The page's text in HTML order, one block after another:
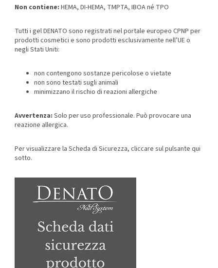
Non contiene: HEMA, DI-HEMA, TMPTA, IBOA né TPO
Tutti i gel DENATO sono registrati nel portale europeo CPNP per
prodotti cosmetici e sono prodotti esclusivamente nell’UE o
negli Stati Uniti:
non contengono sostanze pericolose o vietate
non sono testati sugli animali
minimizzano il rischio di reazioni allergiche
Avvertenza: Solo per uso professionale. Può provocare una
reazione allergica.
Per visualizzare la Scheda di Sicurezza, cliccare sul pulsante qui
sotto.